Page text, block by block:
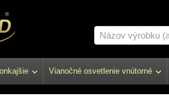
Vianočné osvetlenie vnútorné